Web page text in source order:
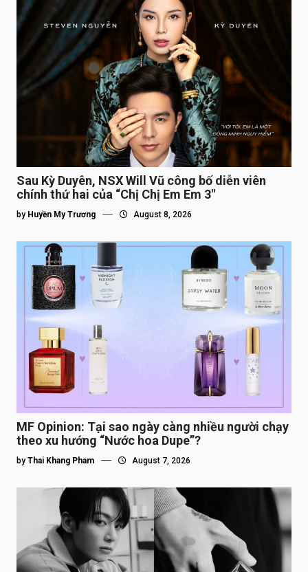
Sau Kỳ Duyên, NSX Will Vũ công bố diễn viên
chính thứ hai của “Chị Chị Em Em 3″
by Huyền My Trương August 8, 2026
MF Opinion: Tại sao ngày càng nhiều người chạy
theo xu hướng “Nước hoa Dupe”?
by Thai Khang Pham August 7, 2026